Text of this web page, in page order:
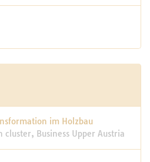
im Holzbau
Business Upper Austria